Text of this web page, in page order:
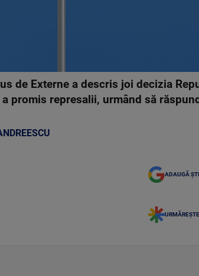
de Externe a descris joi decizia
promis represalii, urmând să
ADAUGĂ